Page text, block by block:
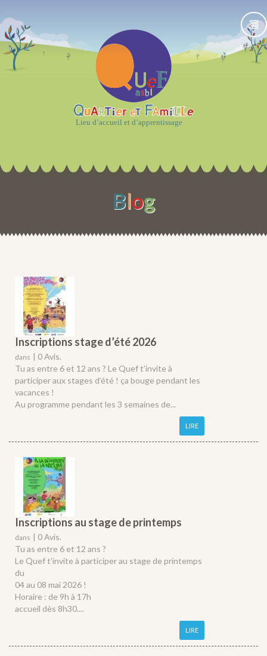
Blog
Inscriptions stage d’été 2026
dans | 0 Avis.
Tu as entre 6 et 12 ans ? Le Quef t’invite à
participer aux stages d’été ! ça bouge pendant les
vacances !
Au programme pendant les 3 semaines de...
LIRE
Inscriptions au stage de printemps
dans | 0 Avis.
Tu as entre 6 et 12 ans ?
Le Quef t’invite à participer au stage de printemps
du
04 au 08 mai 2026 !
Horaire : de 9h à 17h
accueil dès 8h30....
LIRE